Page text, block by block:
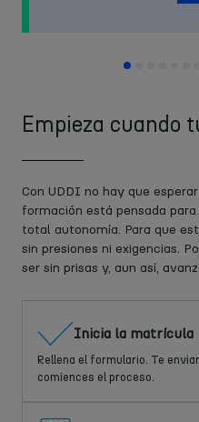
Empieza cuando
Con UDDI no hay que
formación está pensada
total autonomía. Para que
sin presiones ni exigencias.
ser sin prisas y, aun así,
Inicia la matrícula
Rellena el formulario. Te
comiences el proceso.